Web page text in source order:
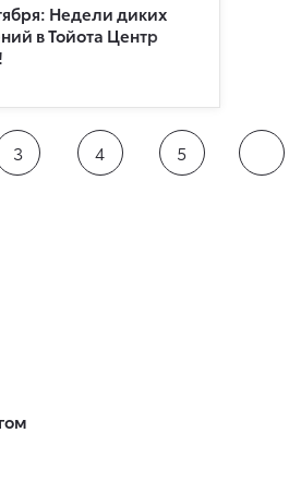
Недели диких
в Тойота Центр
3 4 5